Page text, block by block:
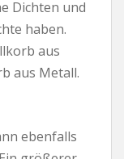
Dichten und
haben.
aus
aus Metall.
ebenfalls